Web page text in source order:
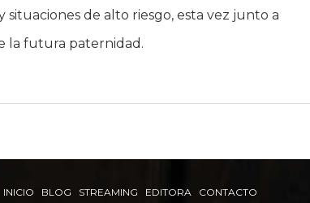
de alto riesgo, esta vez junto a
la futura paternidad.
INICIO BLOG STREAMING EDITORA CONTACTO